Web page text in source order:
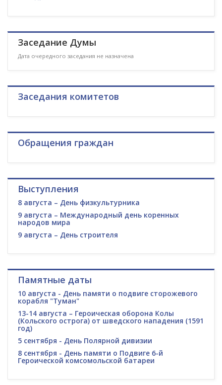
Заседание Думы
Дата очередного заседания не назначена
Заседания комитетов
Обращения граждан
Выступления
8 августа – День физкультурника
9 августа – Международный день коренных
народов мира
9 августа – День строителя
Памятные даты
10 августа - День памяти о подвиге сторожевого
корабля "Туман"
13-14 августа – Героическая оборона Колы
(Кольского острога) от шведского нападения (1591
год)
5 сентября - День Полярной дивизии
8 сентября - День памяти о Подвиге 6-й
Героической комсомольской батареи